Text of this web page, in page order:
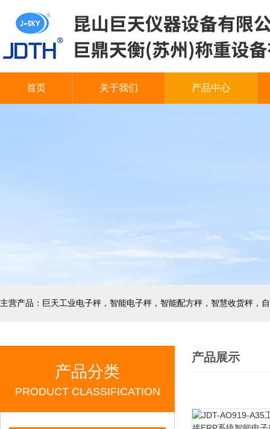
首页 关于我们 产品中心
产品分类
PRODUCT CLASSIFICATION
产品展示